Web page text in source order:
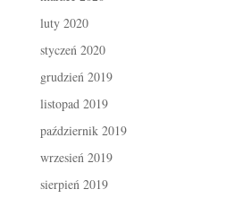
luty 2020
styczeń 2020
grudzień 2019
listopad 2019
październik 2019
wrzesień 2019
sierpień 2019